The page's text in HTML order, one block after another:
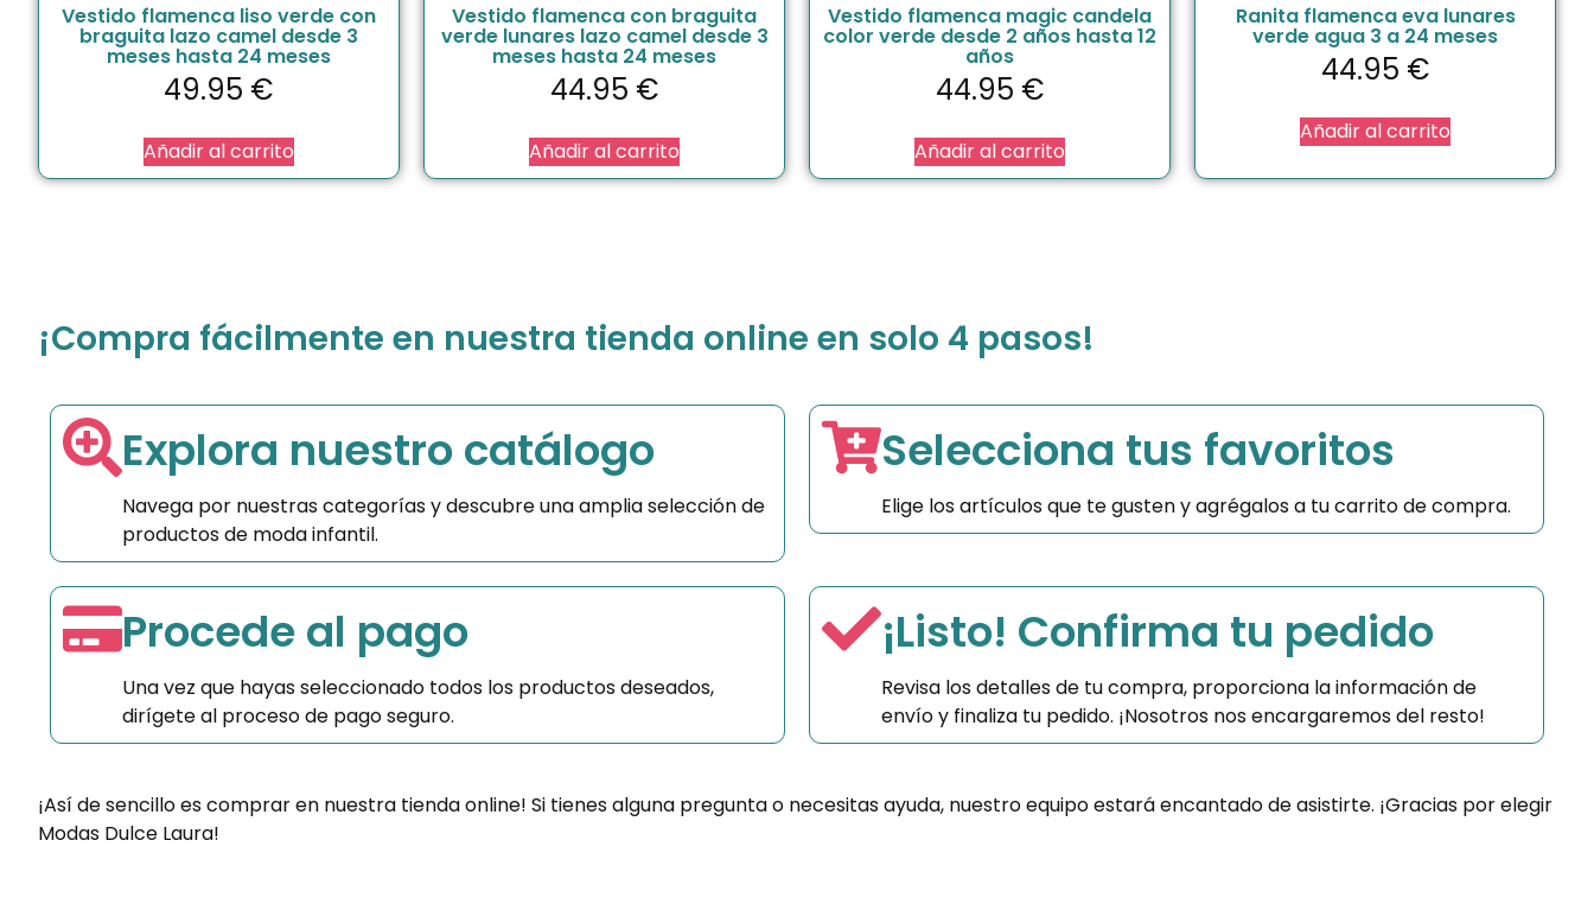
Vestido flamenca liso verde con
braguita lazo camel desde 3
meses hasta 24 meses
49.95 €
Añadir al carrito
Vestido flamenca con braguita
verde lunares lazo camel desde 3
meses hasta 24 meses
44.95 €
Añadir al carrito
Vestido flamenca magic candela
color verde desde 2 años hasta 12
años
44.95 €
Añadir al carrito
Ranita flamenca eva lunares
verde agua 3 a 24 meses
44.95 €
Añadir al carrito
¡Compra fácilmente en nuestra tienda online en solo 4 pasos!
Explora nuestro catálogo
Navega por nuestras categorías y descubre una amplia selección de
productos de moda infantil.
Selecciona tus favoritos
Elige los artículos que te gusten y agrégalos a tu carrito de compra.
Procede al pago
Una vez que hayas seleccionado todos los productos deseados,
dirígete al proceso de pago seguro.
¡Listo! Confirma tu pedido
Revisa los detalles de tu compra, proporciona la información de
envío y finaliza tu pedido. ¡Nosotros nos encargaremos del resto!
¡Así de sencillo es comprar en nuestra tienda online! Si tienes alguna pregunta o necesitas ayuda, nuestro equipo estará encantado de asistirte. ¡Gracias por elegir
Modas Dulce Laura!